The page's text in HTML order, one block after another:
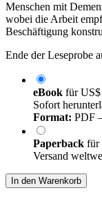
Menschen mit
wobei die Arbeit
Beschäftigung
Ende der Leseprobe
eBook für
Sofort
Format: PDF
Paperback für
Versand
In den Warenkorb